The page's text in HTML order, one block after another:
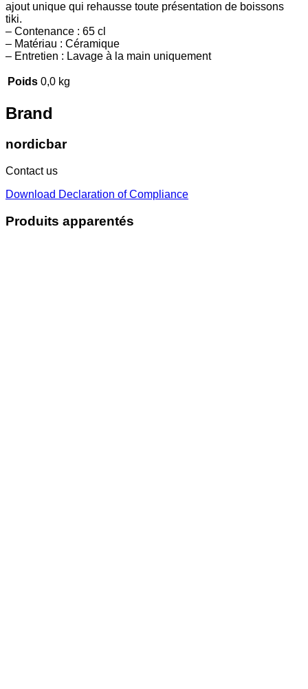
ajout unique qui rehausse toute présentation de boissons
tiki.
– Contenance : 65 cl
– Matériau : Céramique
– Entretien : Lavage à la main uniquement
Poids 0,0 kg
Brand
nordicbar
Contact us
Download Declaration of Compliance
Produits apparentés